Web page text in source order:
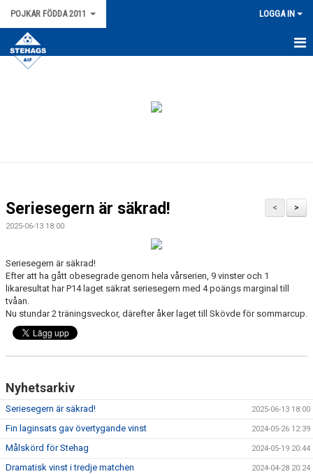
POJKAR FÖDDA 2011 LOGGA IN
HEM
SERIETABELL P15 SYDVÄSTRA C1 VÅR 2026
DOKUMENT
>
<
Seriesegern är säkrad!
2025-06-13 18:00
Seriesegern är säkrad!
Efter att ha gått obesegrade genom hela vårserien, 9 vinster och 1
likaresultat har P14 laget säkrat seriesegern med 4 poängs marginal till
tvåan.
Nu stundar 2 träningsveckor, därefter åker laget till Skövde för sommarcup.
Nyhetsarkiv
Seriesegern är säkrad! 2025-06-13 18:00
Fin laginsats gav övertygande vinst 2024-05-26 12:39
Målskörd för Stehag 2024-05-19 20:44
Dramatisk vinst i tredje matchen 2024-04-28 20:24